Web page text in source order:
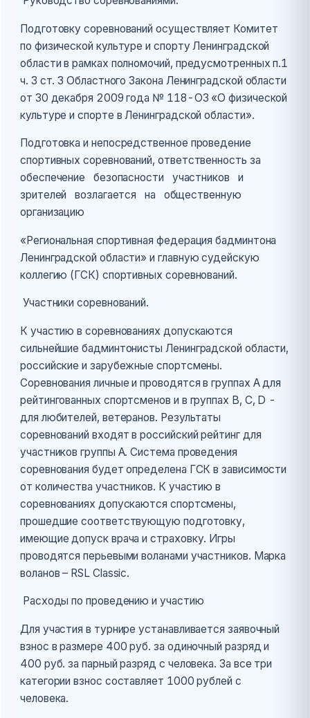
Подготовку соревнований осуществляет Комитет
по физической культуре и спорту Ленинградской
области в рамках полномочий, предусмотренных п.1
ч. 3 ст. 3 Областного Закона Ленинградской области
от 30 декабря 2009 года № 118-ОЗ «О физической
культуре и спорте в Ленинградской области».
Подготовка и непосредственное проведение
спортивных соревнований, ответственность за
обеспечение безопасности участников и
зрителей возлагается на общественную
организацию
«Региональная спортивная федерация бадминтона
Ленинградской области» и главную судейскую
коллегию (ГСК) спортивных соревнований.
Участники соревнований.
К участию в соревнованиях допускаются
сильнейшие бадминтонисты Ленинградской области,
российские и зарубежные спортсмены.
Соревнования личные и проводятся в группах А для
рейтингованных спортсменов и в группах В, С, D -
для любителей, ветеранов. Результаты
соревнований входят в российский рейтинг для
участников группы А. Система проведения
соревнования будет определена ГСК в зависимости
от количества участников. К участию в
соревнованиях допускаются спортсмены,
прошедшие соответствующую подготовку,
имеющие допуск врача и страховку. Игры
проводятся перьевыми воланами участников. Марка
воланов – RSL Classic.
Расходы по проведению и участию
Для участия в турнире устанавливается заявочный
взнос в размере 400 руб. за одиночный разряд и
400 руб. за парный разряд с человека. За все три
категории взнос составляет 1000 рублей с
человека.